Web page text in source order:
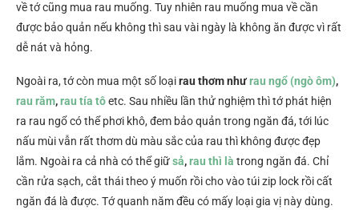
về tớ cũng mua rau muống. Tuy nhiên rau muống mua về cần
được bảo quản nếu không thì sau vài ngày là không ăn được vì rất
dễ nát và hỏng.
Ngoài ra, tớ còn mua một số loạirau thơm nhưrau ngổ (ngò ôm),
rau răm,rau tía tôetc. Sau nhiều lần thử nghiệm thì tớ phát hiện
ra rau ngổ có thể phơi khô, đem bảo quản trong ngăn đá, tới lúc
nấu mùi vẫn rất thơm dù màu sắc của rau thì không được đẹp
lắm. Ngoài ra cả nhà có thể giữsả,rau thì là trong ngăn đá. Chỉ
cần rửa sạch, cắt thái theo ý muốn rồi cho vào túi zip lock rồi cất
ngăn đá là được. Tớ quanh năm đều có mấy loại gia vị này dùng.